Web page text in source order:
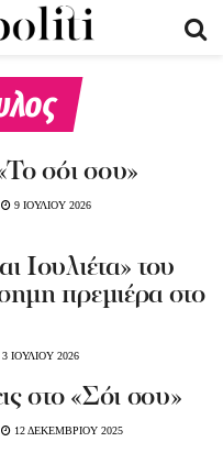
σόι σου»
9 ΙΟΥΛΙΟΥ 2026
Ιουλιέτα» του
πρεμιέρα στο
3 ΙΟΥΛΙΟΥ 2026
στο «Σόι σου»
12 ΔΕΚΕΜΒΡΙΟΥ 2025